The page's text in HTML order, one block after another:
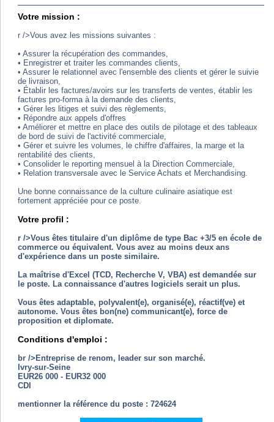
Votre mission :
r />Vous avez les missions suivantes :
• Assurer la récupération des commandes,
• Enregistrer et traiter les commandes clients,
• Assurer le relationnel avec l'ensemble des clients et gérer le suivie
de livraison,
• Établir les factures/avoirs sur les transferts de ventes, établir les
factures pro-forma à la demande des clients,
• Gérer les litiges et suivi des règlements,
• Répondre aux appels d'offres
• Améliorer et mettre en place des outils de pilotage et des tableaux
de bord de suivi de l'activité commerciale,
• Gérer et suivre les volumes, le chiffre d'affaires, la marge et la
rentabilité des clients,
• Consolider le reporting mensuel à la Direction Commerciale,
• Relation transversale avec le Service Achats et Merchandising.
Une bonne connaissance de la culture culinaire asiatique est
fortement appréciée pour ce poste.
Votre profil :
r />Vous êtes titulaire d'un diplôme de type Bac +3/5 en école de
commerce ou équivalent. Vous avez au moins deux ans
d'expérience dans un poste similaire.
La maîtrise d'Excel (TCD, Recherche V, VBA) est demandée sur
le poste. La connaissance d'autres logiciels serait un plus.
Vous êtes adaptable, polyvalent(e), organisé(e), réactif(ve) et
autonome. Vous êtes bon(ne) communicant(e), force de
proposition et diplomate.
Conditions d'emploi :
br />Entreprise de renom, leader sur son marché.
Ivry-sur-Seine
EUR26 000 - EUR32 000
CDI
mentionner la référence du poste : 724624